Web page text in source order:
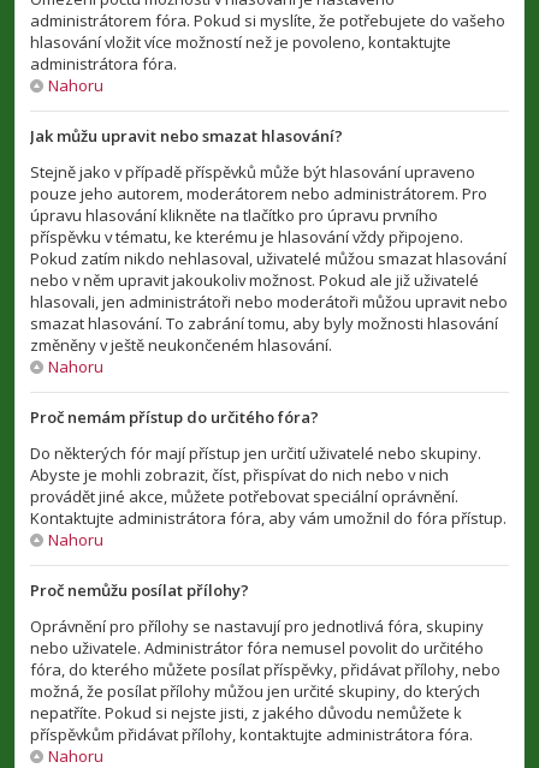
administrátorem fóra. Pokud si myslíte, že potřebujete do vašeho
hlasování vložit více možností než je povoleno, kontaktujte
administrátora fóra.
Nahoru
Jak můžu upravit nebo smazat hlasování?
Stejně jako v případě příspěvků může být hlasování upraveno
pouze jeho autorem, moderátorem nebo administrátorem. Pro
úpravu hlasování klikněte na tlačítko pro úpravu prvního
příspěvku v tématu, ke kterému je hlasování vždy připojeno.
Pokud zatím nikdo nehlasoval, uživatelé můžou smazat hlasování
nebo v něm upravit jakoukoliv možnost. Pokud ale již uživatelé
hlasovali, jen administrátoři nebo moderátoři můžou upravit nebo
smazat hlasování. To zabrání tomu, aby byly možnosti hlasování
změněny v ještě neukončeném hlasování.
Nahoru
Proč nemám přístup do určitého fóra?
Do některých fór mají přístup jen určití uživatelé nebo skupiny.
Abyste je mohli zobrazit, číst, přispívat do nich nebo v nich
provádět jiné akce, můžete potřebovat speciální oprávnění.
Kontaktujte administrátora fóra, aby vám umožnil do fóra přístup.
Nahoru
Proč nemůžu posílat přílohy?
Oprávnění pro přílohy se nastavují pro jednotlivá fóra, skupiny
nebo uživatele. Administrátor fóra nemusel povolit do určitého
fóra, do kterého můžete posílat příspěvky, přidávat přílohy, nebo
možná, že posílat přílohy můžou jen určité skupiny, do kterých
nepatříte. Pokud si nejste jisti, z jakého důvodu nemůžete k
příspěvkům přidávat přílohy, kontaktujte administrátora fóra.
Nahoru